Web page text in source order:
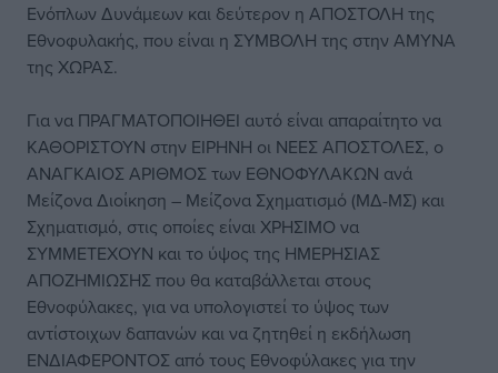
Ενόπλων Δυνάμεων και δεύτερον η ΑΠΟΣΤΟΛΗ της
Εθνοφυλακής, που είναι η ΣΥΜΒΟΛΗ της στην ΑΜΥΝΑ
της ΧΩΡΑΣ.
Για να ΠΡΑΓΜΑΤΟΠΟΙΗΘΕΙ αυτό είναι απαραίτητο να
ΚΑΘΟΡΙΣΤΟΥΝ στην ΕΙΡΗΝΗ οι ΝΕΕΣ ΑΠΟΣΤΟΛΕΣ, ο
ΑΝΑΓΚΑΙΟΣ ΑΡΙΘΜΟΣ των ΕΘΝΟΦΥΛΑΚΩΝ ανά
Μείζονα Διοίκηση – Μείζονα Σχηματισμό (ΜΔ-ΜΣ) και
Σχηματισμό, στις οποίες είναι ΧΡΗΣΙΜΟ να
ΣΥΜΜΕΤΕΧΟΥΝ και το ύψος της ΗΜΕΡΗΣΙΑΣ
ΑΠΟΖΗΜΙΩΣΗΣ που θα καταβάλλεται στους
Εθνοφύλακες, για να υπολογιστεί το ύψος των
αντίστοιχων δαπανών και να ζητηθεί η εκδήλωση
ΕΝΔΙΑΦΕΡΟΝΤΟΣ από τους Εθνοφύλακες για την